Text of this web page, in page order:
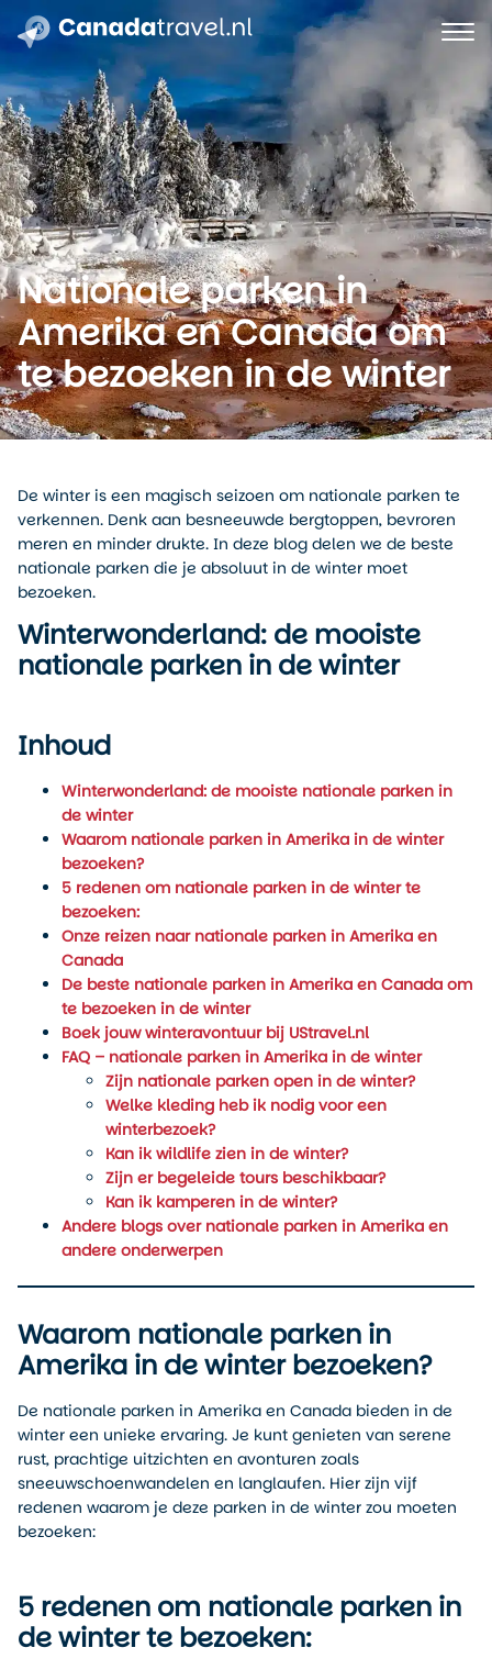
Nationale parken in
Amerika en Canada om
te bezoeken in de winter
De winter is een magisch seizoen om nationale parken te
verkennen. Denk aan besneeuwde bergtoppen, bevroren
meren en minder drukte. In deze blog delen we de beste
nationale parken die je absoluut in de winter moet
bezoeken.
Winterwonderland: de mooiste
nationale parken in de winter
Inhoud
Winterwonderland: de mooiste nationale parken in
de winter
Waarom nationale parken in Amerika in de winter
bezoeken?
5 redenen om nationale parken in de winter te
bezoeken:
Onze reizen naar nationale parken in Amerika en
Canada
De beste nationale parken in Amerika en Canada om
te bezoeken in de winter
Boek jouw winteravontuur bij UStravel.nl
FAQ – nationale parken in Amerika in de winter
Zijn nationale parken open in de winter?
Welke kleding heb ik nodig voor een
winterbezoek?
Kan ik wildlife zien in de winter?
Zijn er begeleide tours beschikbaar?
Kan ik kamperen in de winter?
Andere blogs over nationale parken in Amerika en
andere onderwerpen
Waarom nationale parken in
Amerika in de winter bezoeken?
De nationale parken in Amerika en Canada bieden in de
winter een unieke ervaring. Je kunt genieten van serene
rust, prachtige uitzichten en avonturen zoals
sneeuwschoenwandelen en langlaufen. Hier zijn vijf
redenen waarom je deze parken in de winter zou moeten
bezoeken:
5 redenen om nationale parken in
de winter te bezoeken: